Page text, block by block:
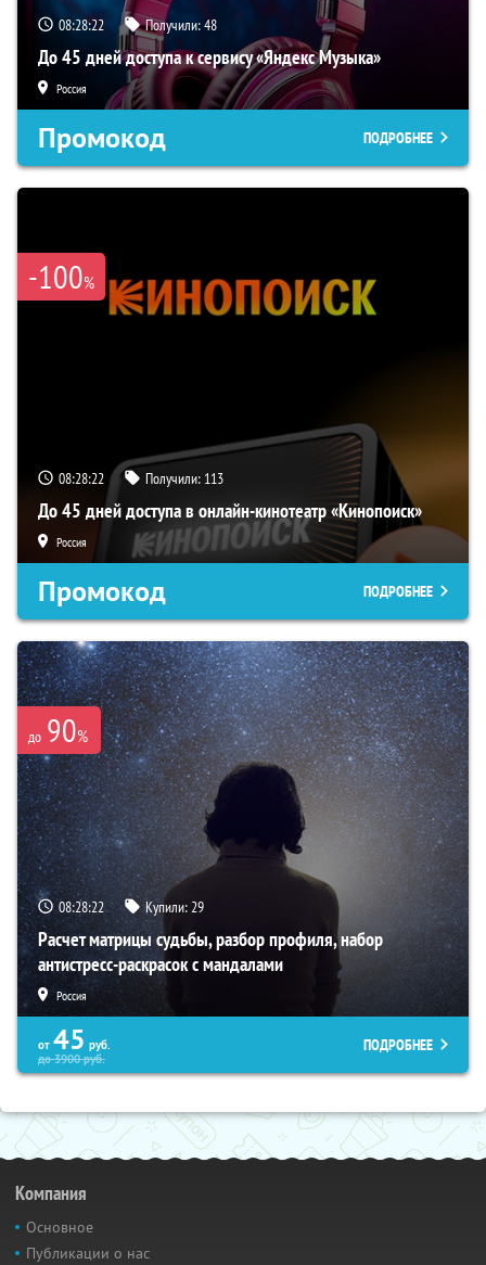
08:28:22 Получили:48
До 45 дней доступа к сервису «Яндекс Музыка»
Россия
Промокод ПОДРОБНЕЕ
-100%
08:28:22 Получили: 113
До 45 дней доступа в онлайн-кинотеатр «Кинопоиск»
Россия
Промокод ПОДРОБНЕЕ
до 90%
08:28:22 Купили:29
Расчет матрицы судьбы, разбор профиля, набор
антистресс-раскрасок с мандалами
Россия
от 45 руб.
до3900руб.
ПОДРОБНЕЕ
Компания
Основное
Публикации о нас